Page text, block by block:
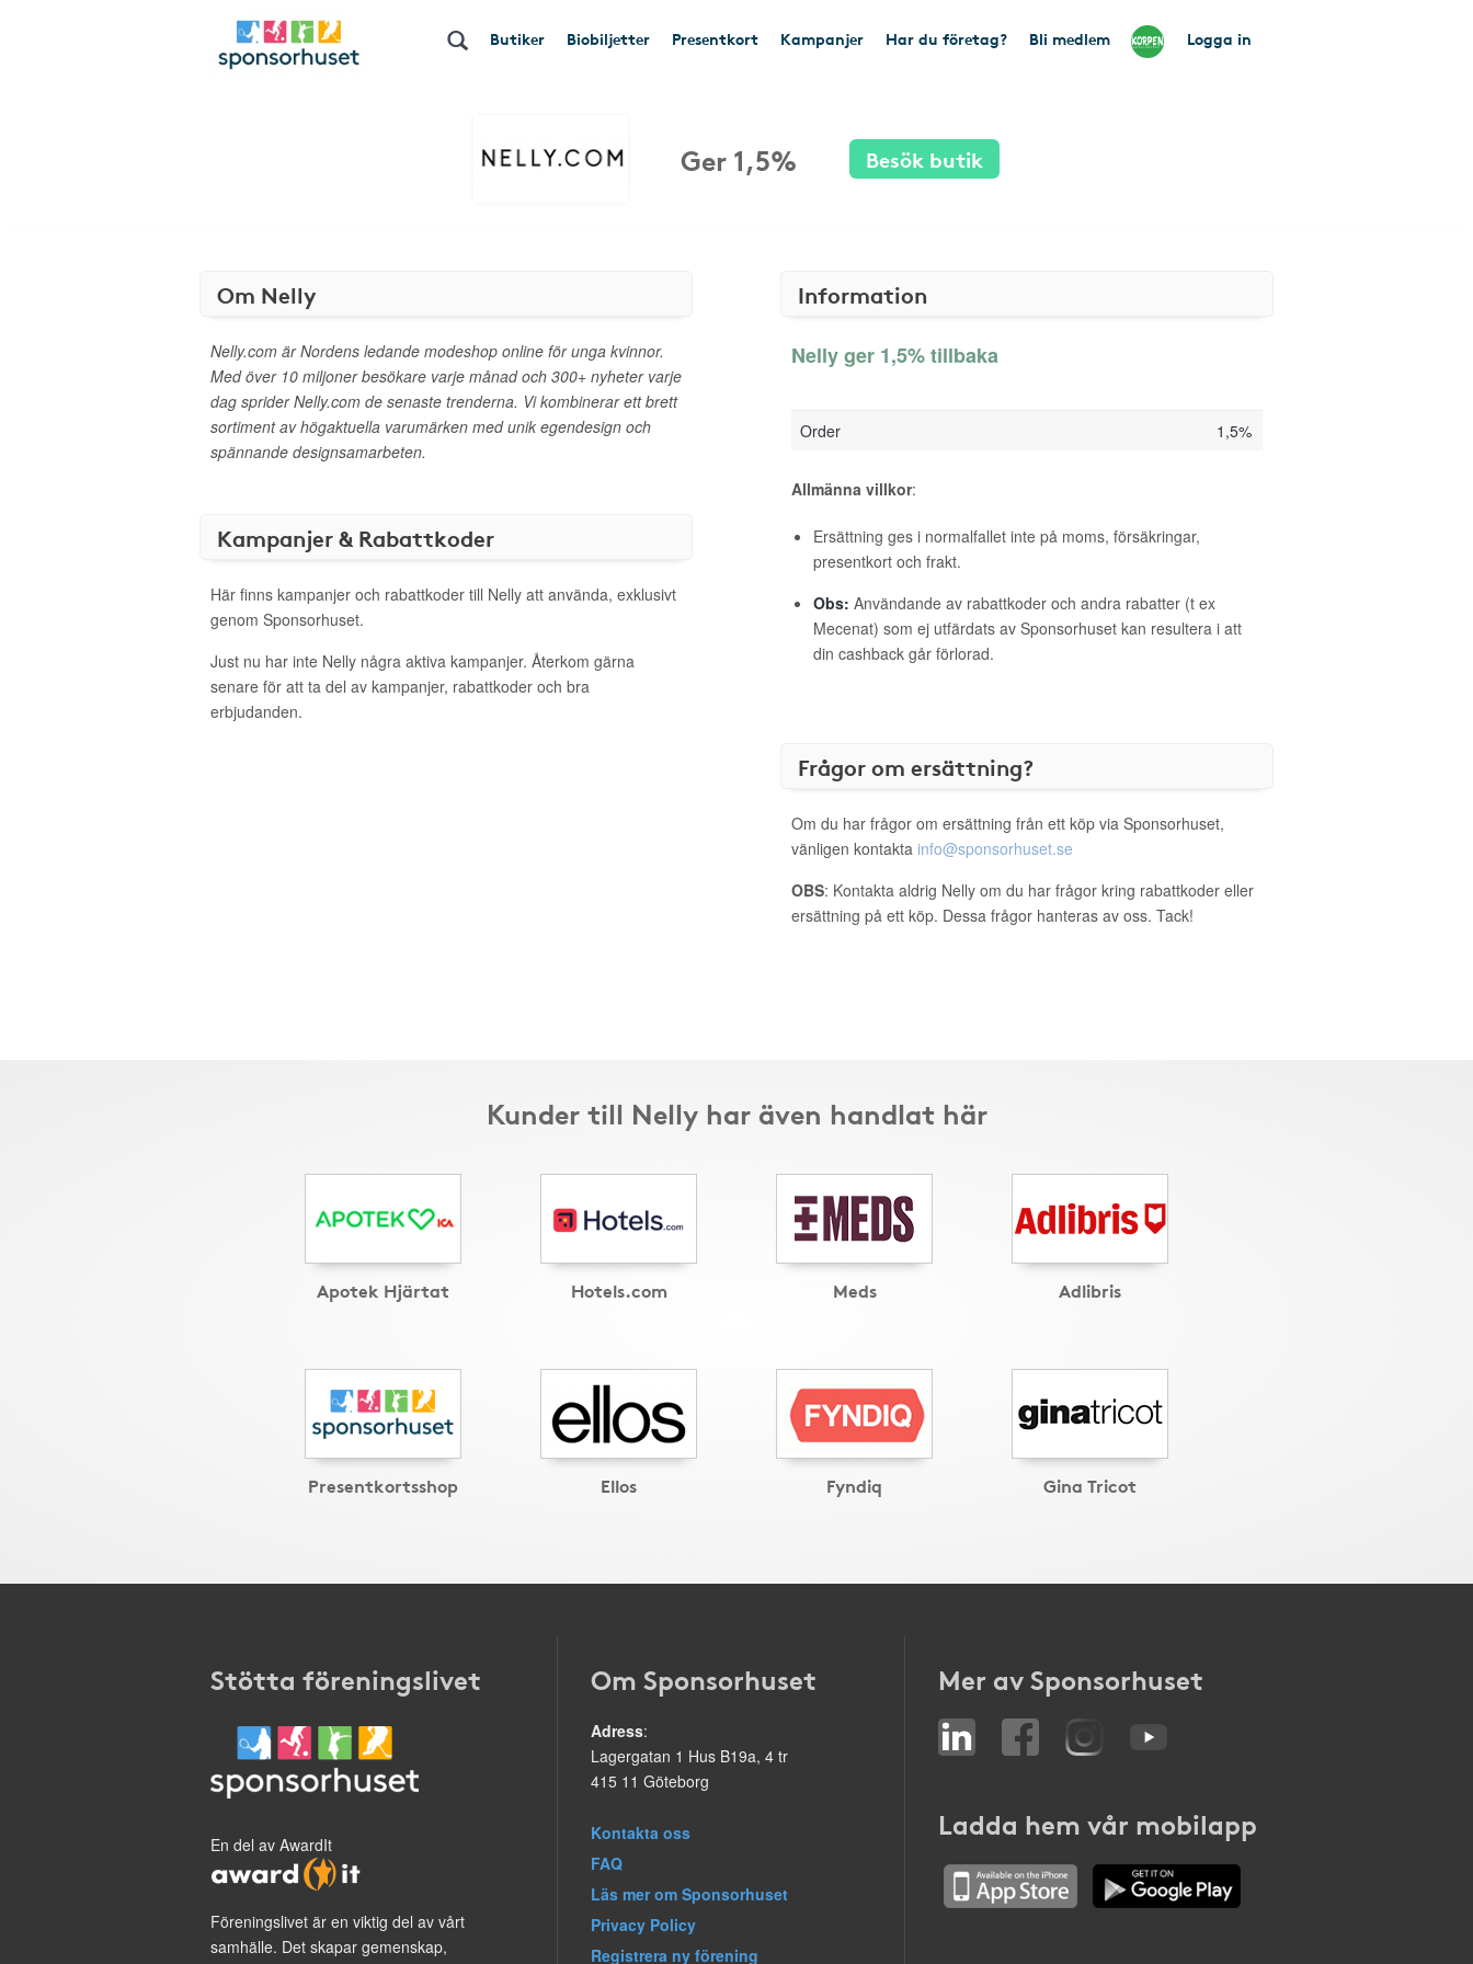
Butiker Biobiljetter Presentkort Kampanjer Har du företag? Bli medlem Logga in
Ger 1,5% Besök butik
Om Nelly
Nelly.com är Nordens ledande modeshop online för unga kvinnor.
Med över 10 miljoner besökare varje månad och 300+ nyheter varje
dag sprider Nelly.com de senaste trenderna. Vi kombinerar ett brett
sortiment av högaktuella varumärken med unik egendesign och
spännande designsamarbeten.
Kampanjer & Rabattkoder
Här finns kampanjer och rabattkoder till Nelly att använda, exklusivt
genom Sponsorhuset.
Just nu har inte Nelly några aktiva kampanjer. Återkom gärna
senare för att ta del av kampanjer, rabattkoder och bra
erbjudanden.
Information
Nelly ger 1,5% tillbaka
Order 1,5%
Allmänna villkor:
Ersättning ges i normalfallet inte på moms, försäkringar,
presentkort och frakt.
Obs: Användande av rabattkoder och andra rabatter (t ex
Mecenat) som ej utfärdats av Sponsorhuset kan resultera i att
din cashback går förlorad.
Frågor om ersättning?
Om du har frågor om ersättning från ett köp via Sponsorhuset,
vänligen kontakta info@sponsorhuset.se
OBS: Kontakta aldrig Nelly om du har frågor kring rabattkoder eller
ersättning på ett köp. Dessa frågor hanteras av oss. Tack!
Kunder till Nelly har även handlat här
Apotek Hjärtat Hotels.com Meds Adlibris
Presentkortsshop Ellos Fyndiq Gina Tricot
Stötta föreningslivet
En del av AwardIt
Föreningslivet är en viktig del av vårt
samhälle. Det skapar gemenskap,
Om Sponsorhuset
Adress:
Lagergatan 1 Hus B19a, 4 tr
415 11 Göteborg
Kontakta oss
FAQ
Läs mer om Sponsorhuset
Privacy Policy
Registrera ny förening
Mer av Sponsorhuset
Ladda hem vår mobilapp